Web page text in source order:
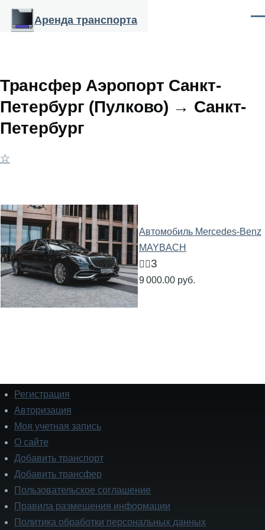
Перейти к основному содержанию
Аренда транспорта
Трансфер Аэропорт Санкт-
Петербург (Пулково) → Санкт-
Петербург
☆
Автомобиль Mercedes-Benz
MAYBACH
🧍‍♂️3
9 000.00 руб.
Подвал
Регистрация
Авторизация
Моя учетная запись
О сайте
Добавить транспорт
Добавить трансфер
Пользовательское соглашение
Правила размещения информации
Политика обработки персональных данных